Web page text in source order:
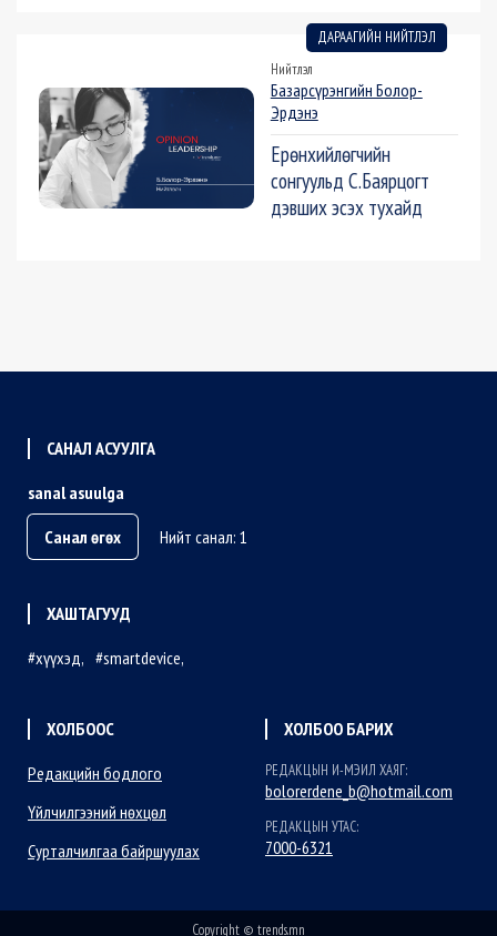
ДАРААГИЙН НИЙТЛЭЛ
Нийтлэл
Базарсүрэнгийн Болор-
Эрдэнэ
Ерөнхийлөгчийн
сонгуульд С.Баярцогт
дэвших эсэх тухайд
САНАЛ АСУУЛГА
sanal asuulga
Санал өгөх
Нийт санал: 1
ХАШТАГУУД
хүүхэд
smartdevice
ХОЛБООС
Редакцийн бодлого
Үйлчилгээний нөхцөл
Сурталчилгаа байршуулах
ХОЛБОО БАРИХ
РЕДАКЦЫН И-МЭИЛ ХАЯГ:
bolorerdene_b@hotmail.com
РЕДАКЦЫН УТАС:
7000-6321
Copyright © trends.mn